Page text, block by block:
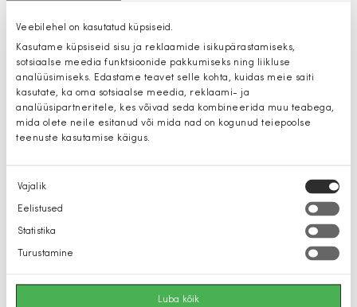
Veebilehel on kasutatud küpsiseid.
Kasutame küpsiseid sisu ja reklaamide isikupärastamiseks,
sotsiaalse meedia funktsioonide pakkumiseks ning liikluse
analüüsimiseks. Edastame teavet selle kohta, kuidas meie saiti
kasutate, ka oma sotsiaalse meedia, reklaami- ja
analüüsipartneritele, kes võivad seda kombineerida muu teabega,
mida olete neile esitanud või mida nad on kogunud teiepoolse
teenuste kasutamise käigus.
Nõusoleku
valik
Vajalik
Eelistused
Statistika
Turustamine
Luba kõik